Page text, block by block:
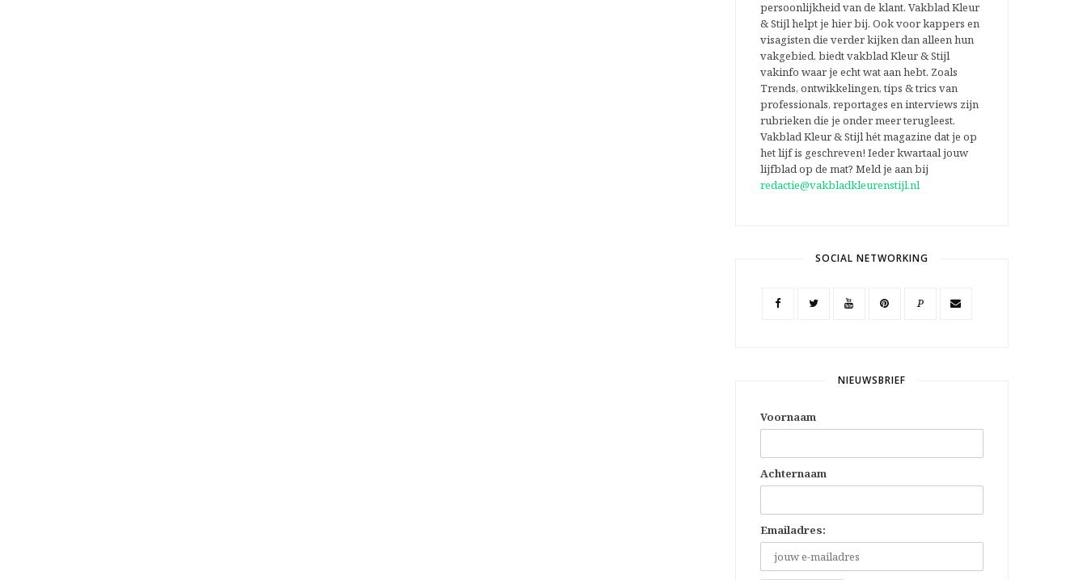
persoonlijkheid van de klant. Vakblad Kleur
& Stijl helpt je hier bij. Ook voor kappers en
visagisten die verder kijken dan alleen hun
vakgebied, biedt vakblad Kleur & Stijl
vakinfo waar je echt wat aan hebt. Zoals
Trends, ontwikkelingen, tips & trics van
professionals, reportages en interviews zijn
rubrieken die je onder meer terugleest.
Vakblad Kleur & Stijl hét magazine dat je op
het lijf is geschreven! Ieder kwartaal jouw
lijfblad op de mat? Meld je aan bij
redactie@vakbladkleurenstijl.nl
SOCIAL NETWORKING
P
NIEUWSBRIEF
Voornaam
Achternaam
Emailadres: